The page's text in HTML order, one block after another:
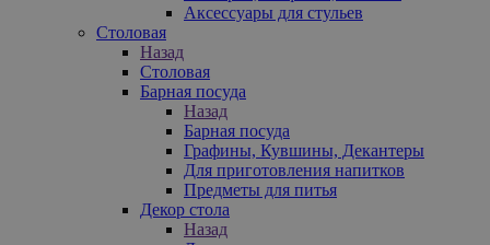
Аксессуары для стульев
Столовая
Назад
Столовая
Барная посуда
Назад
Барная посуда
Графины, Кувшины, Декантеры
Для приготовления напитков
Предметы для питья
Декор стола
Назад